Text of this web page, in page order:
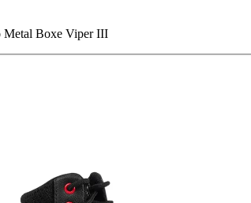
Metal Boxe Viper III